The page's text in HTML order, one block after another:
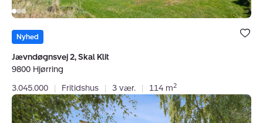
Bolig er
under dine
Nyhed
Jævndøgnsvej 2, Skal Klit
9800 Hjørring
3.045.000
| Fritidshus | 3 vær. | 114 m2
Villa:
Søndervang